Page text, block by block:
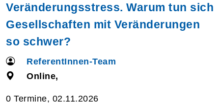
Veränderungsstress. Warum tun sich
Gesellschaften mit Veränderungen
so schwer?
ReferentInnen-Team
Online,
0 Termine, 02.11.2026